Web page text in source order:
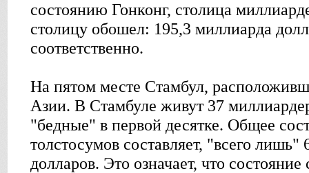
состоянию Гонконг, столица
столицу обошел: 195,3 миллиарда
соответственно.
На пятом месте Стамбул,
Азии. В Стамбуле живут 37
"бедные" в первой десятке. Общее
толстосумов составляет, "всего лишь"
долларов. Это означает, что